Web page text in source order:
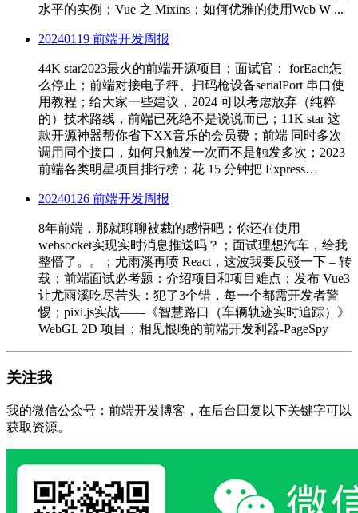
水平的实例；Vue 之 Mixins；如何优雅的使用Web W ...
20240119 前端开发周报
44K star2023最火的前端开源项目；面试官： forEach怎
么停止；前端对接电子秤、扫码枪设备serialPort 串口使
用教程；给大家一些建议，2024 可以考虑放弃（纯粹
的）技术路线，前端已死绝不是说说而已；11K star 这
款开源神器帮你省下XX音乐的会员费；前端 同时多次
调用同个接口，如何只触发一次而不是触发多次；2023
前端各类明星项目排行榜；花 15 分钟把 Express…
20240126 前端开发周报
8年前端，那就聊聊被裁的感悟吧；你还在使用
websocket实现实时消息推送吗？；面试理想汽车，给我
整懵了。。；尤雨溪再喷 React，这波我要反驳一下 – 转
载；前端面试必考题：介绍项目和项目难点；发布 Vue3
让尤雨溪吃尽苦头：犯了3个错，每一个都需开发者警
惕；pixi.js实战——《智慧路口（车辆轨迹实时追踪）》
WebGL 2D 项目；相见恨晚的前端开发利器-PageSpy
关注我
我的微信公众号：前端开发博客，在后台回复以下关键字可以
获取资源。